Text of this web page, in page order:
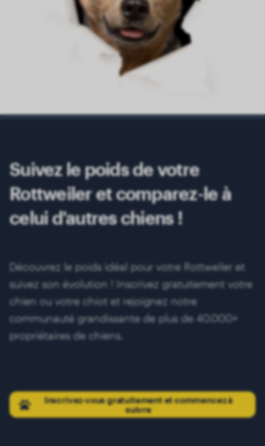
Suivez le poids de votre
Rottweiler et comparez-le à
celui d'autres chiens !
Découvrez le poids idéal pour votre Rottweiler et
suivez son évolution ! Inscrivez gratuitement votre
chien ou votre chiot et rejoignez notre
communauté grandissante de plus de 40.000+
propriétaires de chiens.
Inscrivez-vous gratuitement et commencez à
suivre